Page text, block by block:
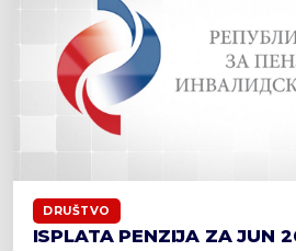
DRUŠTVO
ISPLATA PENZIJA ZA JUN